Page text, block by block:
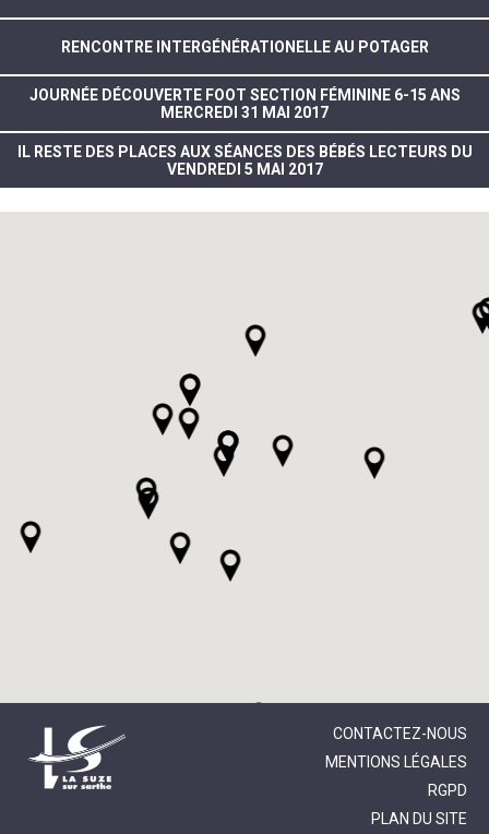
RENCONTRE INTERGÉNÉRATIONELLE AU POTAGER
JOURNÉE DÉCOUVERTE FOOT SECTION FÉMININE 6-15 ANS
MERCREDI 31 MAI 2017
IL RESTE DES PLACES AUX SÉANCES DES BÉBÉS LECTEURS DU
VENDREDI 5 MAI 2017
CONTACTEZ-NOUS
MENTIONS LÉGALES
RGPD
PLAN DU SITE